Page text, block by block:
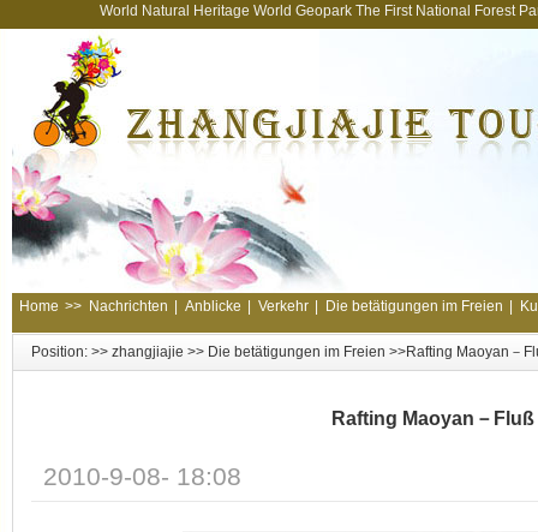
World Natural Heritage World Geopark The First National
Home >> Nachrichten Anblicke Verkehr Die betätigungen im Freien
Position: >> zhangjiajie >> Die betätigungen im Freien >>Rafting Maoyan－
Rafting Maoyan－Fluß
2010-9-08- 18:08